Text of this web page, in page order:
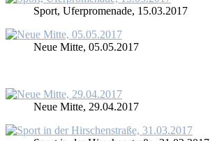
Sport, Ufer­pro­me­na­de, 15.03.2017
Neue Mit­te, 05.05.2017
Neue Mit­te, 29.04.2017